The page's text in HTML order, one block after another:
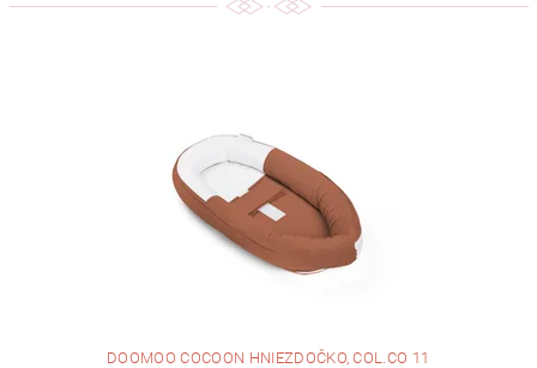
DOOMOO COCOON HNIEZDOČKO, COL.CO 11